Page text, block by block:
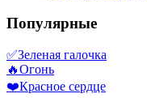
Популярные
✅Зеленая галочка
🔥Огонь
❤️Красное сердце